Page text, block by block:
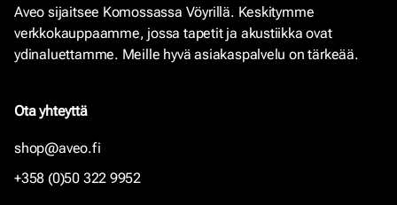
Aveo sijaitsee Komossassa Vöyrillä. Keskitymme
verkkokauppaamme, jossa tapetit ja akustiikka ovat
ydinaluettamme. Meille hyvä asiakaspalvelu on tärkeää.
Ota yhteyttä
shop@aveo.fi
+358 (0)50 322 9952